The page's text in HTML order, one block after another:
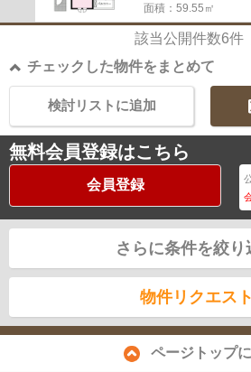
面積：59.55㎡
該当公開件数6件
チェックした物件をまとめて
検討リストに追加
無料会員登録はこちら
会員登録
さらに条件を絞り
物件リクエスト
ページトップ